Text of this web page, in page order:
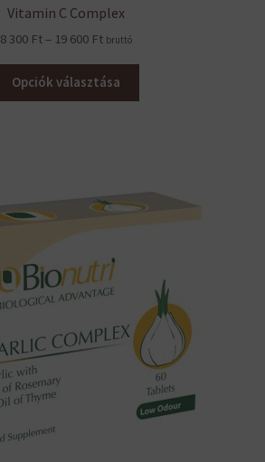
Vitamin C Complex
8 300 Ft – 19 600 FtÁrtartomány:
300 Ft
–
bruttó
Opciók választása